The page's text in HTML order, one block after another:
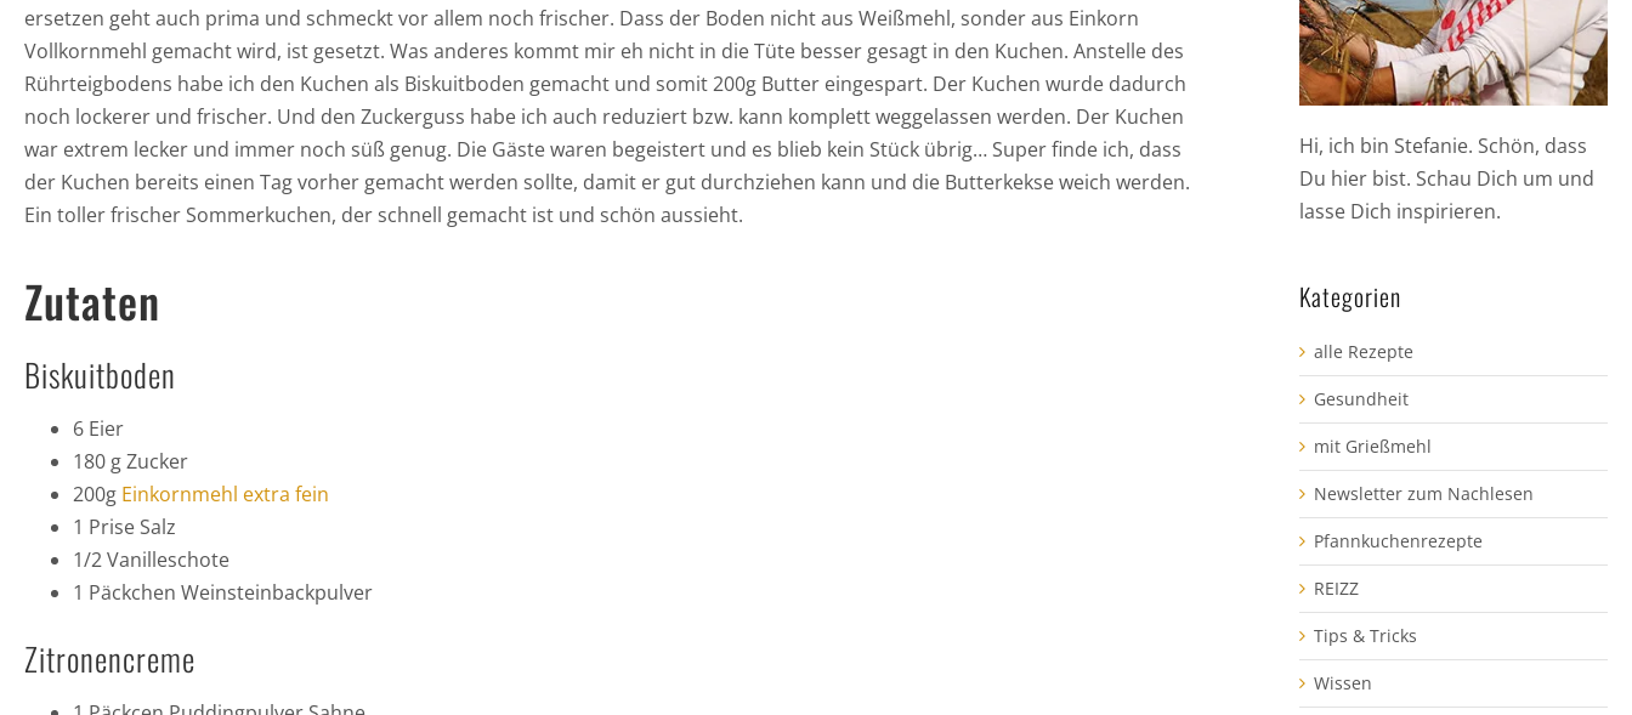
ersetzen geht auch prima und schmeckt vor allem noch frischer. Dass der Boden nicht aus Weißmehl, sonder aus Einkorn
Vollkornmehl gemacht wird, ist gesetzt. Was anderes kommt mir eh nicht in die Tüte besser gesagt in den Kuchen. Anstelle des
Rührteigbodens habe ich den Kuchen als Biskuitboden gemacht und somit 200g Butter eingespart. Der Kuchen wurde dadurch
noch lockerer und frischer. Und den Zuckerguss habe ich auch reduziert bzw. kann komplett weggelassen werden. Der Kuchen
war extrem lecker und immer noch süß genug. Die Gäste waren begeistert und es blieb kein Stück übrig… Super finde ich, dass
der Kuchen bereits einen Tag vorher gemacht werden sollte, damit er gut durchziehen kann und die Butterkekse weich werden.
Ein toller frischer Sommerkuchen, der schnell gemacht ist und schön aussieht.
Zutaten
Biskuitboden
6 Eier
180 g Zucker
200g Einkornmehl extra fein
1 Prise Salz
1/2 Vanilleschote
1 Päckchen Weinsteinbackpulver
Zitronencreme
Hi, ich bin Stefanie. Schön, dass
Du hier bist. Schau Dich um und
lasse Dich inspirieren.
Kategorien
alle Rezepte
Gesundheit
mit Grießmehl
Newsletter zum Nachlesen
Pfannkuchenrezepte
REIZZ
Tips & Tricks
Wissen